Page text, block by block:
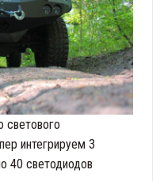
светового
интегрируем 3
40 светодиодов